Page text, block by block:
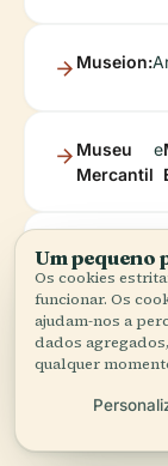
Museion:
Museu
Mercantil
e
ao Ar
Um pequeno
Os cookies
funcionar. Os
ajudam-nos a
dados
qualquer